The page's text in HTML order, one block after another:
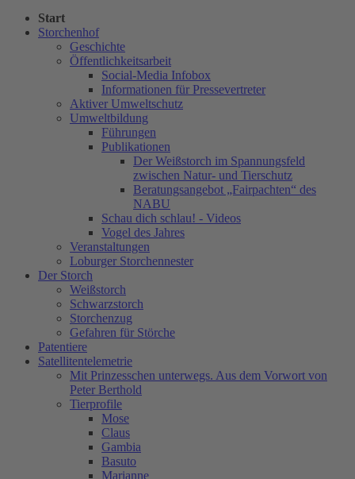
Start
Storchenhof
Geschichte
Öffentlichkeitsarbeit
Social-Media Infobox
Informationen für Pressevertreter
Aktiver Umweltschutz
Umweltbildung
Führungen
Publikationen
Der Weißstorch im Spannungsfeld
zwischen Natur- und Tierschutz
Beratungsangebot „Fairpachten“ des
NABU
Schau dich schlau! - Videos
Vogel des Jahres
Veranstaltungen
Loburger Storchennester
Der Storch
Weißstorch
Schwarzstorch
Storchenzug
Gefahren für Störche
Patentiere
Satellitentelemetrie
Mit Prinzesschen unterwegs. Aus dem Vorwort von
Peter Berthold
Tierprofile
Mose
Claus
Gambia
Basuto
Marianne